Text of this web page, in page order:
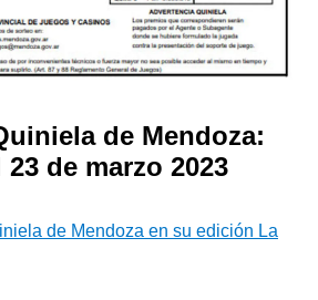
de Mendoza:
de marzo 2023
de Mendoza en su edición La